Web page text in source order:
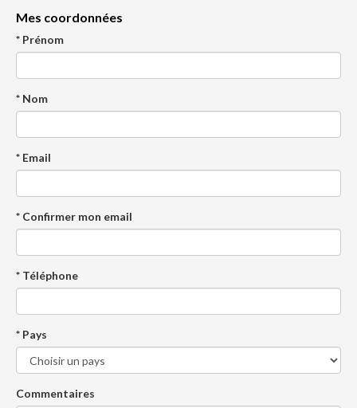
Mes coordonnées
* Prénom
* Nom
* Email
* Confirmer mon email
* Téléphone
* Pays
Commentaires